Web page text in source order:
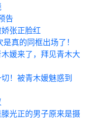
告
张正脸红
真的同框出场了！
媛来了，拜见青木大
！被青木媛魅惑到
光正的男子原来是摄